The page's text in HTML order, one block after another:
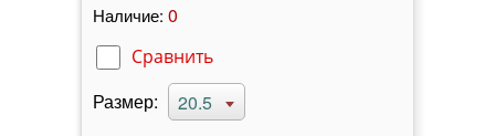
Наличие: 0
Сравнить
Размер: 20.5